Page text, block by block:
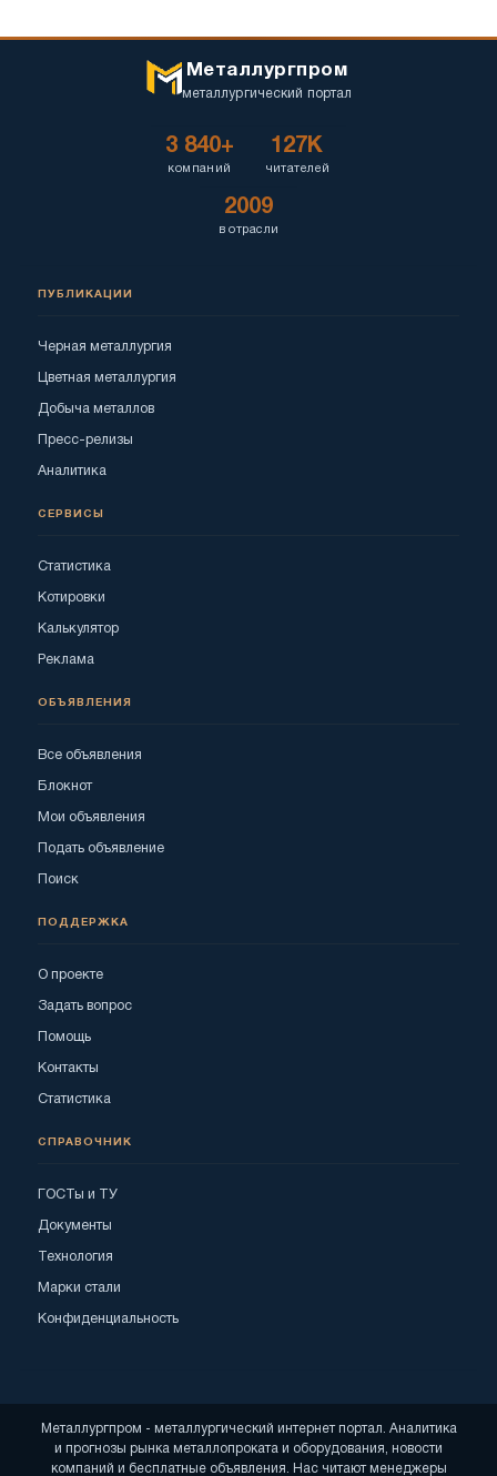
Металлургпром
металлургический портал
3 840+
компаний
127K
читателей
2009
в отрасли
ПУБЛИКАЦИИ
Черная металлургия
Цветная металлургия
Добыча металлов
Пресс-релизы
Аналитика
СЕРВИСЫ
Статистика
Котировки
Калькулятор
Реклама
ОБЪЯВЛЕНИЯ
Все объявления
Блокнот
Мои объявления
Подать объявление
Поиск
ПОДДЕРЖКА
О проекте
Задать вопрос
Помощь
Контакты
Статистика
СПРАВОЧНИК
ГОСТы и ТУ
Документы
Технология
Марки стали
Конфиденциальность
Металлургпром - металлургический интернет портал. Аналитика
и прогнозы рынка металлопроката и оборудования, новости
компаний и бесплатные объявления. Нас читают менеджеры